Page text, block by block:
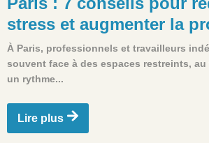
stress et augmenter la
À Paris, professionnels et travailleurs
souvent face à des espaces restreints,
un rythme...
Lire plus